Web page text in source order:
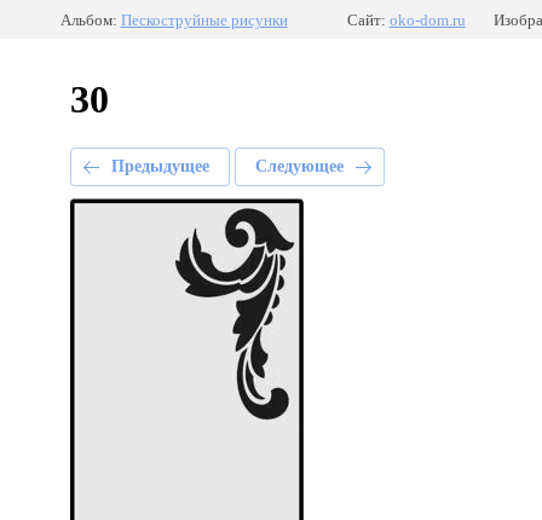
Альбом: Пескоструйные рисунки Сайт: oko-dom.ru
30
Предыдущее Следующее